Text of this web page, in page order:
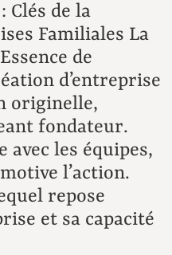
Clés de la
Familiales La
de
d’entreprise
originelle,
fondateur.
avec les équipes,
l’action.
repose
et sa capacité